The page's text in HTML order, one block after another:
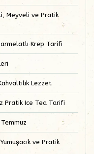
Meyveli ve Pratik
Krep Tarifi
Lezzet
Pratik Ice Tea Tarifi
ve Pratik